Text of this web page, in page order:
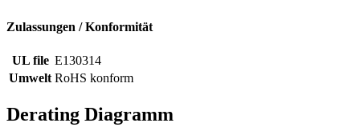
Zulassungen / Konformität
UL file E130314
Umwelt RoHS konform
Derating Diagramm